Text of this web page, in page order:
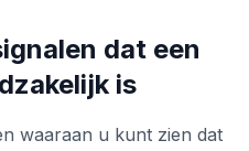
dat een
is
waaraan u kunt zien dat